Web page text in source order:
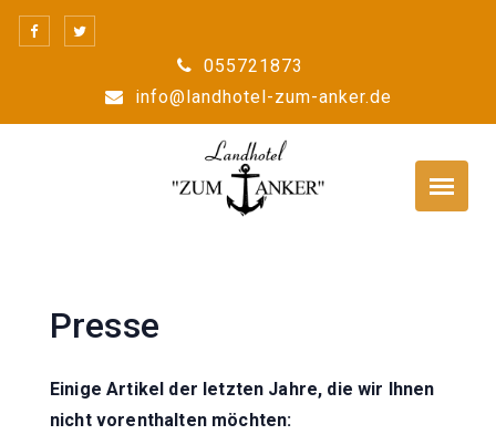
Skip
055721873
info@landhotel-zum-anker.de
Presse
Einige Artikel der letzten Jahre, die wir Ihnen
nicht vorenthalten möchten: